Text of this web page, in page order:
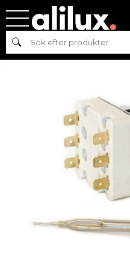
Sök
Hem
till stekhäll FTE/CWE/CFE/NFT)